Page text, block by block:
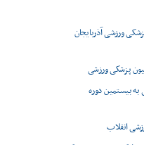
ورزشی آذربایجان
پزشکی ورزشی
بیستمین دوره
انقلاب